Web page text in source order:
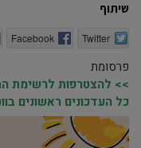
שיתוף
Twitter
Facebook
פרסומת
>> להצטרפות לרשימת
כל העדכונים ראשונים